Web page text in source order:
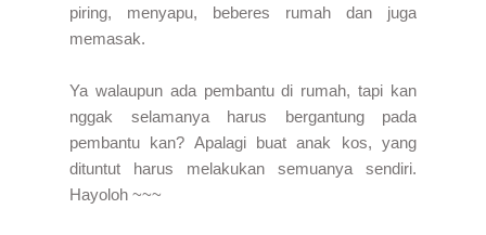
piring, menyapu, beberes rumah dan juga
memasak.
Ya walaupun ada pembantu di rumah, tapi kan
nggak selamanya harus bergantung pada
pembantu kan? Apalagi buat anak kos, yang
dituntut harus melakukan semuanya sendiri.
Hayoloh ~~~